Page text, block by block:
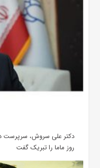
دکتر علی سروش، سرپرست
روز ماما را تبریک گفت